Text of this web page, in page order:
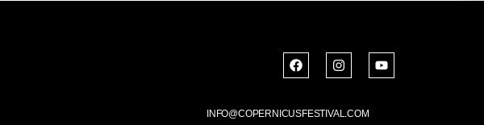
INFO@COPERNICUSFESTIVAL.COM